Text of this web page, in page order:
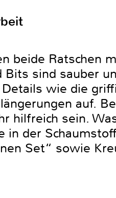
beide Ratschen
Bits sind sauber
wie die
auf.
hilfreich sein.
in der
Set“ sowie